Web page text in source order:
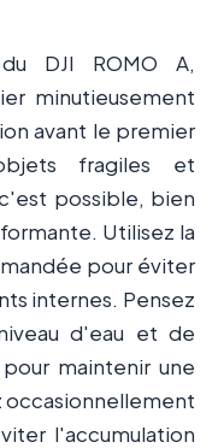
DJI ROMO A,
minutieusement
avant le premier
fragiles et
possible, bien
Utilisez la
pour éviter
internes. Pensez
d'eau et de
maintenir une
l'accumulation